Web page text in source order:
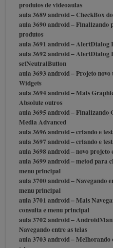
produtos de videoaulas
aula 3689 android – CheckBox
aula 3690 android – Finalizando
produtos
aula 3691 android – AlertDialog
aula 3692 android – AlertDialog
setNeutralButton
aula 3693 android – Projeto
Widgets
aula 3694 android – Mais
Absolute outros
aula 3695 android – Finalizando
Media Advanced
aula 3696 android – criando e
aula 3697 android – criando e
aula 3698 android – novo projeto
aula 3699 android – metod para
menu principal
aula 3700 android – Navegando
menu principal
aula 3701 android – Mais
consulta e menu principal
aula 3702 android –
Navegando entre as telas
aula 3703 android – Melhorando